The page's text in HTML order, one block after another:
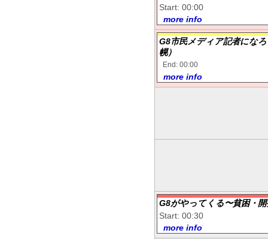
Start: 00:00
more info
G8市民メディア記者にな
幌）
End: 00:00
more info
G8がやってくる〜貧困・
Start: 00:30
more info